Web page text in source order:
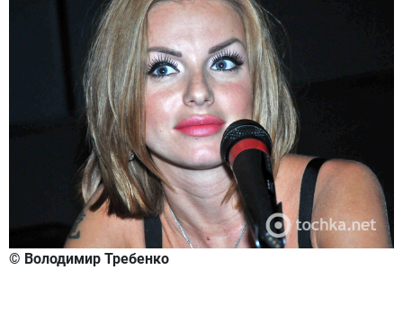
© Володимир Требенко